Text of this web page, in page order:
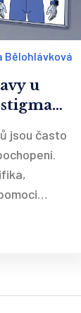
Bělohlávková
u
jsou často